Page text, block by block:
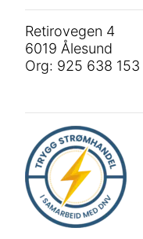
Retirovegen 4
6019 Ålesund
Org: 925 638 153